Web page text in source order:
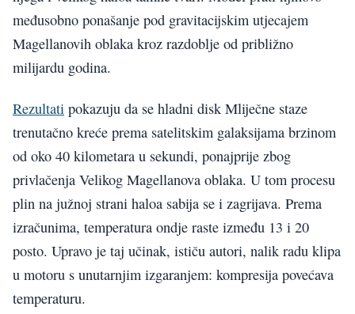
međusobno ponašanje pod gravitacijskim utjecajem
Magellanovih oblaka kroz razdoblje od približno
milijardu godina.
Rezultati pokazuju da se hladni disk Mliječne staze
trenutačno kreće prema satelitskim galaksijama brzinom
od oko 40 kilometara u sekundi, ponajprije zbog
privlačenja Velikog Magellanova oblaka. U tom procesu
plin na južnoj strani haloa sabija se i zagrijava. Prema
izračunima, temperatura ondje raste između 13 i 20
posto. Upravo je taj učinak, ističu autori, nalik radu klipa
u motoru s unutarnjim izgaranjem: kompresija povećava
temperaturu.